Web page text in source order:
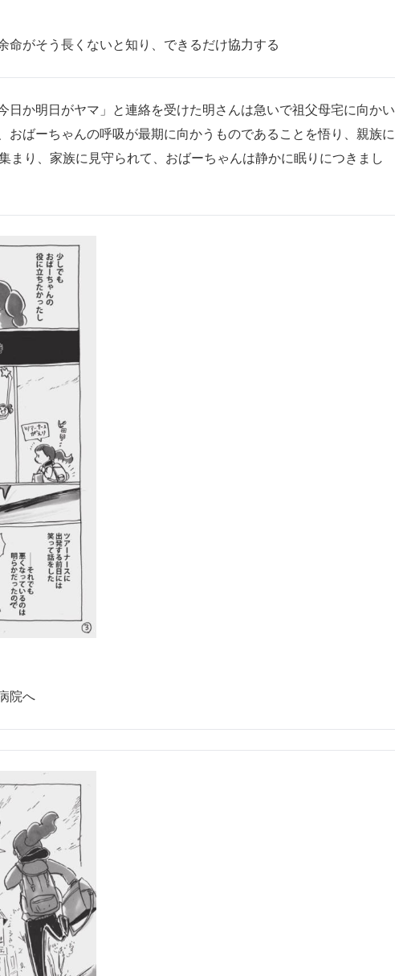
命がそう長くないと知り、できるだけ協力する
か明日がヤマ」と連絡を受けた明さんは急いで祖父母宅に向かい
おばーちゃんの呼吸が最期に向かうものであることを悟り、親族に
まり、家族に見守られて、おばーちゃんは静かに眠りにつきまし
院へ